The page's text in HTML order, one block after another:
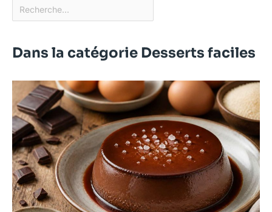
Dans la catégorie Desserts faciles